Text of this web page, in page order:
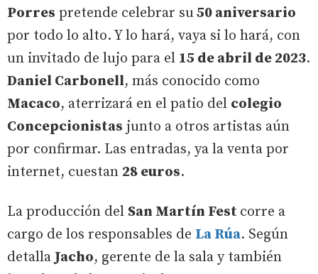
Porres pretende celebrar su50 aniversario
por todo lo alto. Y lo hará, vaya si lo hará, con
un invitado de lujo para el 15 de abril de 2023.
Daniel Carbonell, más conocido como
Macaco, aterrizará en el patio del colegio
Concepcionistas junto a otros artistas aún
por confirmar. Las entradas, ya la venta por
internet, cuestan 28 euros.
La producción del San Martín Fest corre a
cargo de los responsables de La Rúa. Según
detalla Jacho, gerente de la sala y también